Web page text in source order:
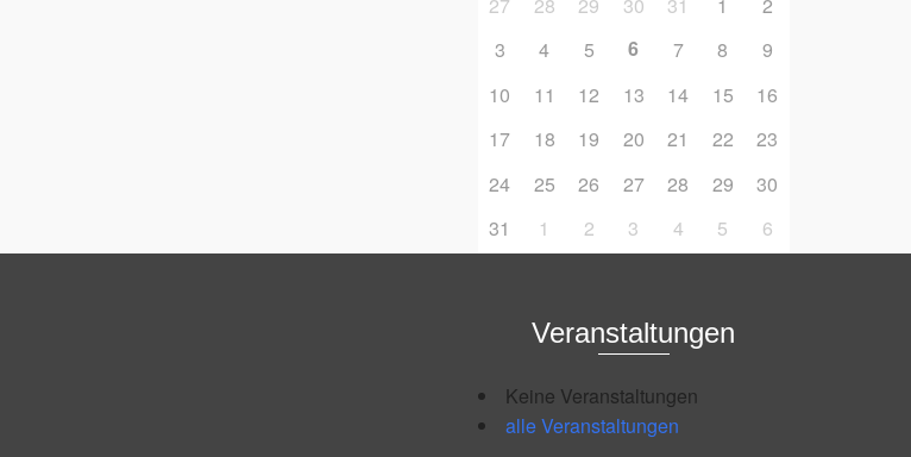
3
4 5 6 7 8
9
10
11 12 13 14 15
16
17
18 19 20 21 22
23
24
25 26 27 28 29
30
31
1 2 3 4 5 6
Veranstaltungen
Keine Veranstaltungen
alle Veranstaltungen